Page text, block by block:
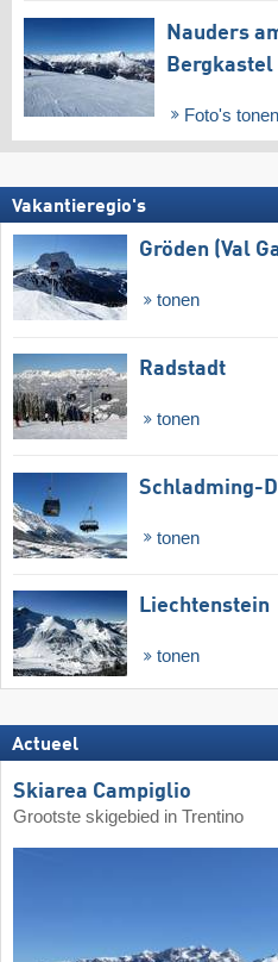
Nauders
Bergkastel
Foto's tonen
Vakantieregio's
Gröden (Val
tonen
Radstadt
tonen
Schladming-
tonen
Liechtenstein
tonen
Actueel
Skiarea Campiglio
Grootste skigebied in Trentino